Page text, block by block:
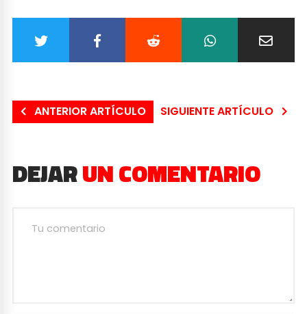
ANTERIOR ARTÍCULO SIGUIENTE ARTÍCULO
DEJARUN COMENTARIO